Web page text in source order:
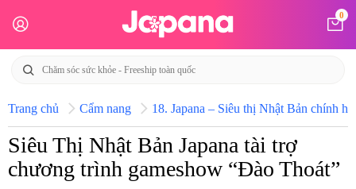
0
Trang chủ Cẩm nang 18. Japana – Siêu thị Nhật Bản chính
Siêu Thị Nhật Bản Japana tài trợ
chương trình gameshow “Đào Thoát”